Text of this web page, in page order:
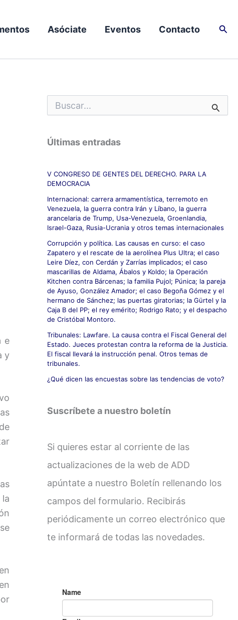
Asóciate Eventos Contacto
e
y
u
c
a
o
r
:
Últimas entradas
V CONGRESO DE GENTES DEL DERECHO. PARA LA
DEMOCRACIA
Internacional: carrera armamentística, terremoto en
Venezuela, la guerra contra Irán y Líbano, la guerra
arancelaria de Trump, Usa-Venezuela, Groenlandia,
Israel-Gaza, Rusia-Ucrania y otros temas internacionales
Corrupción y política. Las causas en curso: el caso
Zapatero y el rescate de la aerolínea Plus Ultra; el caso
Leire Díez, con Cerdán y Zarrías implicados; el caso
mascarillas de Aldama, Ábalos y Koldo; la Operación
Kitchen contra Bárcenas; la familia Pujol; Púnica; la pareja
de Ayuso, González Amador; el caso Begoña Gómez y el
hermano de Sánchez; las puertas giratorias; la Gürtel y la
Caja B del PP; el rey emérito; Rodrigo Rato; y el despacho
de Cristóbal Montoro.
Tribunales: Lawfare. La causa contra el Fiscal General del
Estado. Jueces protestan contra la reforma de la Justicia.
El fiscal llevará la instrucción penal. Otros temas de
tribunales.
¿Qué dicen las encuestas sobre las tendencias de voto?
Suscríbete a nuestro boletín
Si quieres estar al corriente de las
actualizaciones de la web de ADD
apúntate a nuestro Boletín rellenando los
campos del formulario. Recibirás
periódicamente un correo electrónico que
te informará de todas las novedades.